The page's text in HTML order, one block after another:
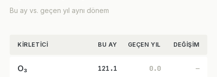
Bu ay vs. geçen yıl aynı dönem
KIRLETICI BU AY GEÇEN YIL DEĞIŞIM
O₃ 121.1 0.0 —